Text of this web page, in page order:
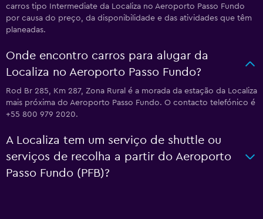
carros tipo Intermediate da Localiza no Aeroporto Passo Fundo
por causa do preço, da disponibilidade e das atividades que têm
planeadas.
Onde encontro carros para alugar da
Localiza no Aeroporto Passo Fundo?
Rod Br 285, Km 287, Zona Rural é a morada da estação da Localiza
mais próxima do Aeroporto Passo Fundo. O contacto telefónico é
+55 800 979 2020.
A Localiza tem um serviço de shuttle ou
serviços de recolha a partir do Aeroporto
Passo Fundo (PFB)?